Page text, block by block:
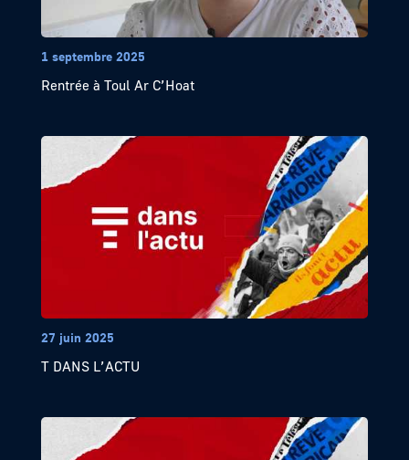
1 septembre 2025
Rentrée à Toul Ar C’Hoat
27 juin 2025
T DANS L’ACTU